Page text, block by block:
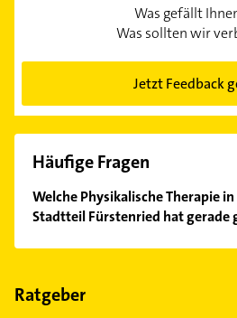
Was gefällt
Was sollten wir
Jetzt Feedback
Häufige Fragen
Welche Physikalische Therapie
Stadtteil Fürstenried hat gerade
Im Anbieter-Bereich finden Sie
Feiertagen abweichen können.
Ratgeber